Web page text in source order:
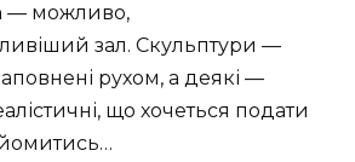
— можливо,
зал. Скульптури —
рухом, а деякі —
що хочеться подати